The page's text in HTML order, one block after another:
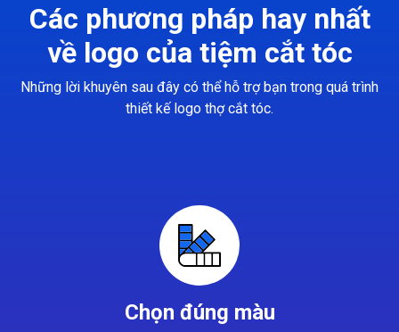
Các phương pháp hay nhất
về logo của tiệm cắt tóc
Những lời khuyên sau đây có thể hỗ trợ bạn trong quá trình
thiết kế logo thợ cắt tóc.
Chọn đúng màu